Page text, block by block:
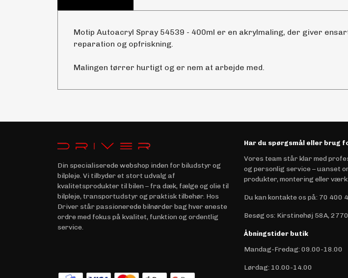
Motip Autoacryl Spray 54539 - 400ml er en akrylmaling, der giver
reparation og opfriskning.
Malingen tørrer hurtigt og er nem at arbejde med.
Din specialiserede webshop inden for biludstyr og
bilpleje. Vi tilbyder et stort udvalg af
kvalitetsprodukter til bilen – fra dæk, fælge og olie til
bilpleje, transportudstyr og praktisk tilbehør. Hos
Driver står passionerede bilnørder bag hver eneste
ordre med fokus på kvalitet, funktion og ordentlig
service.
Har du spørgsmål eller brug
Vores team står klar med
og personlig service – uanset
produkter, montering eller
Du kan kontakte os på: 70 400
Besøg os: Kirstinehøj 58A,
Åbningstider butik
Mandag-Fredag: 09.00-18.00
Lørdag: 10.00-14.00